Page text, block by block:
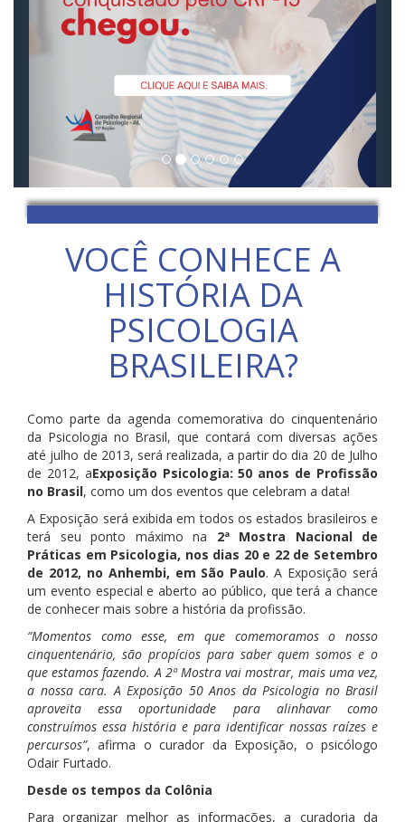
VOCÊ CONHECE A
HISTÓRIA DA
PSICOLOGIA
BRASILEIRA?
Como parte da agenda comemorativa do cinquentenário
da Psicologia no Brasil, que contará com diversas ações
até julho de 2013, será realizada, a partir do dia 20 de Julho
de 2012, aExposição Psicologia: 50 anos de Profissão
no Brasil, como um dos eventos que celebram a data!
A Exposição será exibida em todos os estados brasileiros e
terá seu ponto máximo na 2ª Mostra Nacional de
Práticas em Psicologia, nos dias 20 e 22 de Setembro
de 2012, no Anhembi, em São Paulo. A Exposição será
um evento especial e aberto ao público, que terá a chance
de conhecer mais sobre a história da profissão.
“Momentos como esse, em que comemoramos o nosso
cinquentenário, são propícios para saber quem somos e o
que estamos fazendo. A 2ª Mostra vai mostrar, mais uma vez,
a nossa cara. A Exposição 50 Anos da Psicologia no Brasil
aproveita essa oportunidade para alinhavar como
construímos essa história e para identificar nossas raízes e
percursos”, afirma o curador da Exposição, o psicólogo
Odair Furtado.
Desde os tempos da Colônia
Para organizar melhor as informações, a curadoria da